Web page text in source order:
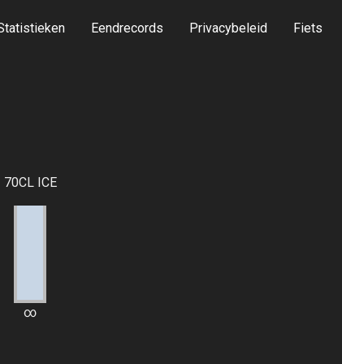
Eendrecords Privacybeleid Fiets
70CL ICE
∞